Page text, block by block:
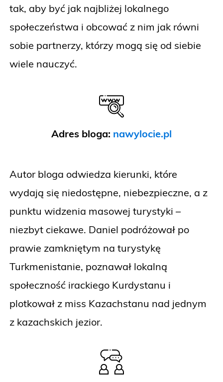
tak, aby być jak najbliżej lokalnego
społeczeństwa i obcować z nim jak równi
sobie partnerzy, którzy mogą się od siebie
wiele nauczyć.
Adres bloga: nawylocie.pl
Autor bloga odwiedza kierunki, które
wydają się niedostępne, niebezpieczne, a z
punktu widzenia masowej turystyki –
niezbyt ciekawe. Daniel podróżował po
prawie zamkniętym na turystykę
Turkmenistanie, poznawał lokalną
społeczność irackiego Kurdystanu i
plotkował z miss Kazachstanu nad jednym
z kazachskich jezior.